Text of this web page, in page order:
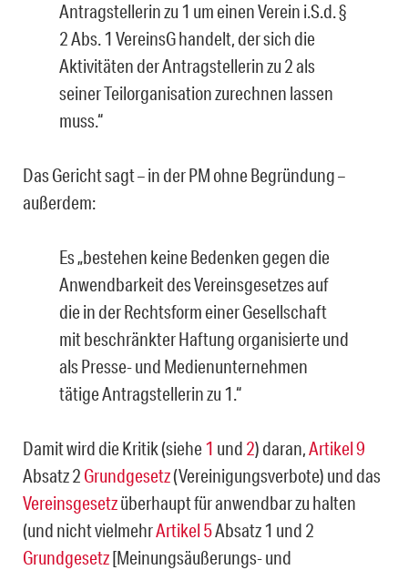
Antragstellerin zu 1 um einen Verein i.S.d. §
2 Abs. 1 VereinsG handelt, der sich die
Aktivitäten der Antragstellerin zu 2 als
seiner Teilorganisation zurechnen lassen
muss.“
Das Gericht sagt – in der PM ohne Begründung –
außerdem:
Es „bestehen keine Bedenken gegen die
Anwendbarkeit des Vereinsgesetzes auf
die in der Rechtsform einer Gesellschaft
mit beschränkter Haftung organisierte und
als Presse- und Medienunternehmen
tätige Antragstellerin zu 1.“
Damit wird die Kritik (siehe1 und 2) daran,Artikel 9
Absatz 2 Grundgesetz(Vereinigungsverbote) und das
Vereinsgesetzüberhaupt für anwendbar zu halten
(und nicht vielmehrArtikel 5Absatz 1 und 2
Grundgesetz[Meinungsäußerungs- und